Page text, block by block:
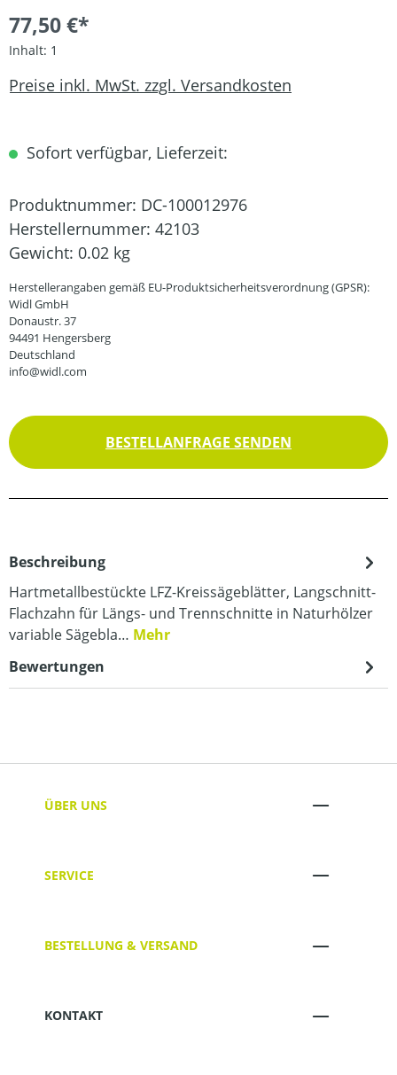
77,50 €*
Inhalt: 1
Preise inkl. MwSt. zzgl. Versandkosten
Sofort verfügbar, Lieferzeit:
Produktnummer: DC-100012976
Herstellernummer: 42103
Gewicht: 0.02 kg
Herstellerangaben gemäß EU-Produktsicherheitsverordnung (GPSR):
Widl GmbH
Donaustr. 37
94491 Hengersberg
Deutschland
info@widl.com
BESTELLANFRAGE SENDEN
Beschreibung
Hartmetallbestückte LFZ-Kreissägeblätter, Langschnitt-
Flachzahn für Längs- und Trennschnitte in Naturhölzer
variable Sägebla… Mehr
Bewertungen
ÜBER UNS
SERVICE
BESTELLUNG & VERSAND
KONTAKT